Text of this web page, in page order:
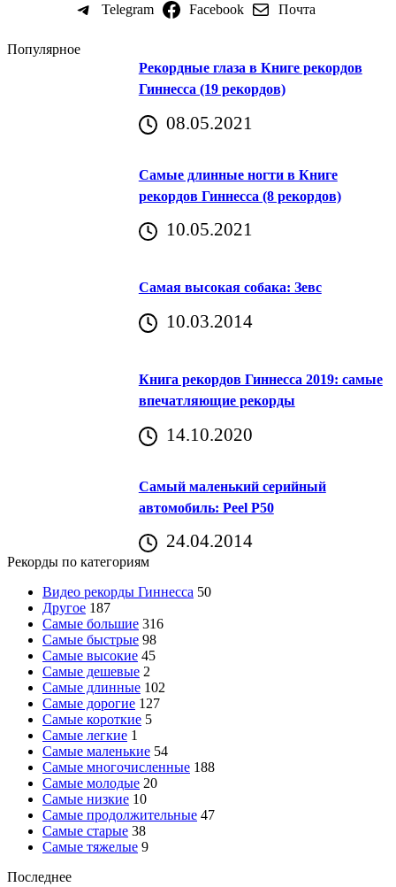
Telegram Facebook Почта
Популярное
Рекордные глаза в Книге рекордов
Гиннесса (19 рекордов)
08.05.2021
Самые длинные ногти в Книге
рекордов Гиннесса (8 рекордов)
10.05.2021
Самая высокая собака: Зевс
10.03.2014
Книга рекордов Гиннесса 2019: самые
впечатляющие рекорды
14.10.2020
Самый маленький серийный
автомобиль: Peel P50
24.04.2014
Рекорды по категориям
Видео рекорды Гиннесса 50
Другое 187
Самые большие 316
Самые быстрые 98
Самые высокие 45
Самые дешевые 2
Самые длинные 102
Самые дорогие 127
Самые короткие 5
Самые легкие 1
Самые маленькие 54
Самые многочисленные 188
Самые молодые 20
Самые низкие 10
Самые продолжительные 47
Самые старые 38
Самые тяжелые 9
Последнее